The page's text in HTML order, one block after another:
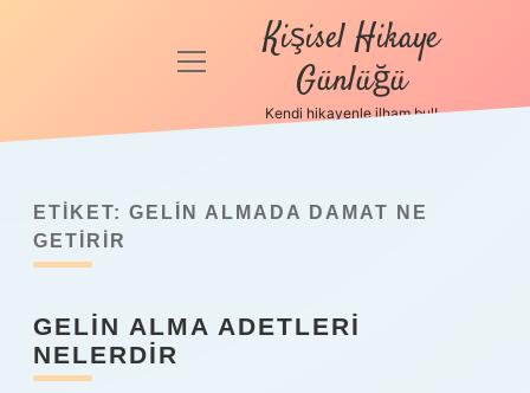
Anasayfa
Politikası
Yasal Uyarı
Hakkımızda
menüyü
Kişisel Hikaye
Günlüğü
Kendi hikayenle ilham bul!
ETIKET: GELIN ALMADA DAMAT NE
GETIRIR
GELIN ALMA ADETLERI
NELERDIR